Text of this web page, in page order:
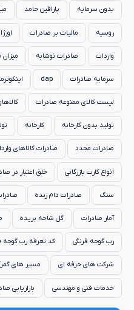
بدون سرمایه پارافین جامد
روسیه مالیات بر صادرات
واردات صادرات نوشابه
سرمایه صادرات dap اینکوترمز2020
لیست کالای ممنوعه صادرات
تولید بدون کارخانه کارخانه
صادرات مجدد صادرات کالاهای
انواع کارت بازرگانی خلق اعتبار در
سنگ صادرات دام زنده
آمار صادرات گل شاخه بریده
رب گوجه فرنگی کد تعرفه رب گوجه
شرکت های حرفه ای مسیر های
خدمات فنی و مهندسی بازاریابی